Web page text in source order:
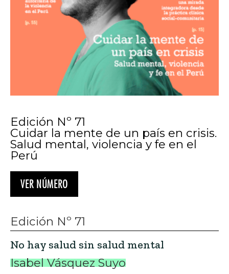
Edición Nº 71
Cuidar la mente de un país en crisis.
Salud mental, violencia y fe en el
Perú
VER NÚMERO
Edición Nº 71
No hay salud sin salud mental
Isabel Vásquez Suyo